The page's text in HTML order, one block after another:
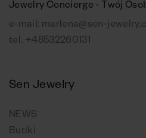
Jewelry Concierge - Twój
e-mail: marlena@sen-
tel. +48532260131
Sen Jewelry
NEWS
Butiki